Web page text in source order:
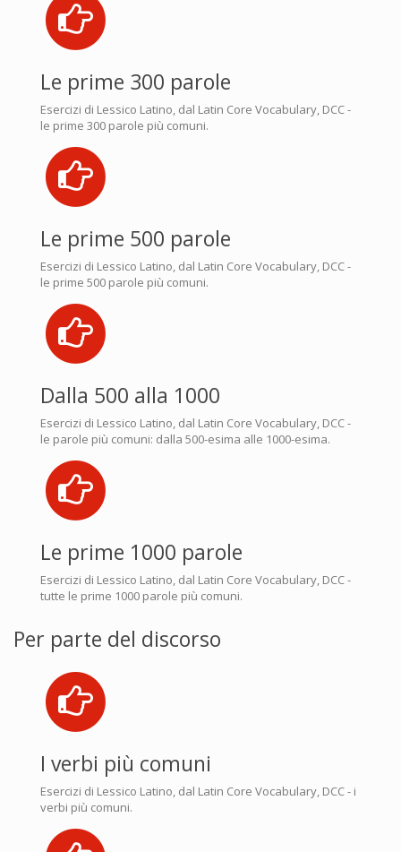
Le prime 300 parole
Esercizi di Lessico Latino, dal Latin Core Vocabulary, DCC -
le prime 300 parole più comuni.
Le prime 500 parole
Esercizi di Lessico Latino, dal Latin Core Vocabulary, DCC -
le prime 500 parole più comuni.
Dalla 500 alla 1000
Esercizi di Lessico Latino, dal Latin Core Vocabulary, DCC -
le parole più comuni: dalla 500-esima alle 1000-esima.
Le prime 1000 parole
Esercizi di Lessico Latino, dal Latin Core Vocabulary, DCC -
tutte le prime 1000 parole più comuni.
Per parte del discorso
I verbi più comuni
Esercizi di Lessico Latino, dal Latin Core Vocabulary, DCC - i
verbi più comuni.